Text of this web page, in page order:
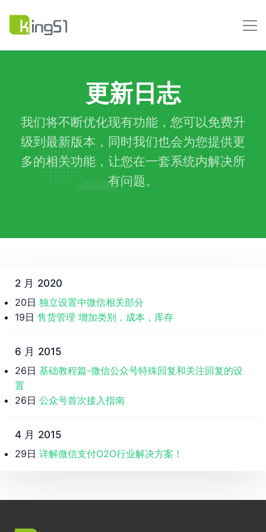
更新日志
我们将不断优化现有功能，您可以免费升
级到最新版本，同时我们也会为您提供更
多的相关功能，让您在一套系统内解决所
有问题。
2 月 2020
20日 独立设置中微信相关部分
19日 售货管理 增加类别，成本，库存
6 月 2015
26日 基础教程篇-微信公众号特殊回复和关注回复的设
置
26日 公众号首次接入指南
4 月 2015
29日 详解微信支付O2O行业解决方案！